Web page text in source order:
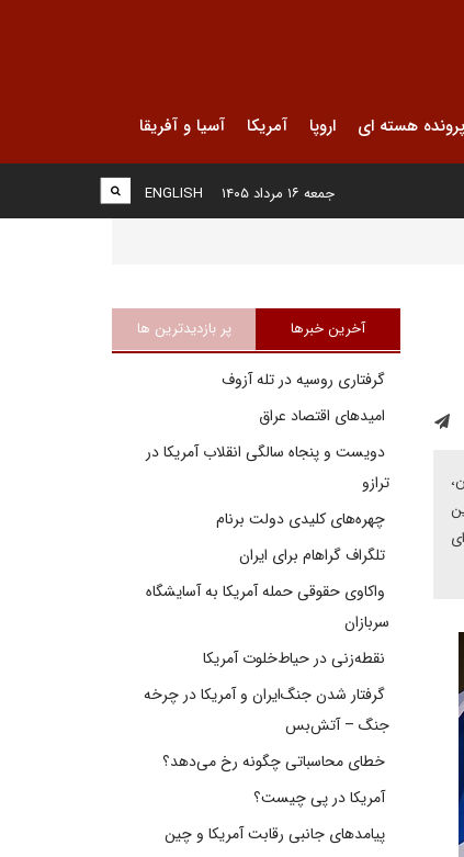
پرونده هسته ای اروپا آمریکا آسیا و آفریقا
ENGLISH جمعه ۱۶ مرداد ۱۴۰۵
آخرین خبرها پر بازدیدترین ها
گرفتاری روسیه در تله آزوف
امیدهای اقتصاد عراق
دویست و پنجاه سالگی انقلاب آمریکا در
ترازو
چهره‌های کلیدی دولت برنام
تلگراف گراهام برای ایران
واکاوی حقوقی حمله آمریکا به آسایشگاه
سربازان
نقطه‌زنی در حیاط‌خلوت آمریکا
گرفتار شدن جنگ‌ایران و آمریکا در چرخه
جنگ – آتش‌بس
خطای محاسباتی چگونه رخ می‌دهد؟
آمریکا در پی چیست؟
پیامدهای جانبی رقابت آمریکا و چین